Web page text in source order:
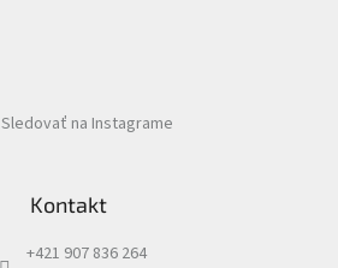
Sledovať na Instagrame
Kontakt
+421 907 836 264